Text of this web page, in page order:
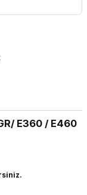
E360 / E460